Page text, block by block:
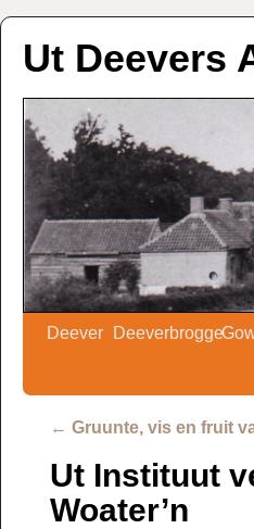
Ut Deevers
Deever Deeverbrogge
← Gruunte, vis en fruit
Ut Instituut
Woater’n